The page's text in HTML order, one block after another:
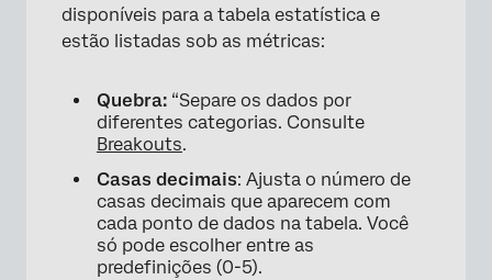
disponíveis para a tabela estatística e
estão listadas sob as métricas:
Quebra: “Separe os dados por
diferentes categorias. Consulte
Breakouts.
Casas decimais: Ajusta o número de
casas decimais que aparecem com
cada ponto de dados na tabela. Você
só pode escolher entre as
predefinições (0-5).